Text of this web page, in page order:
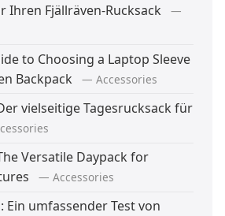
Ihren Fjällräven-Rucksack
—
to Choosing a Laptop Sleeve
Backpack
— Accessories
vielseitige Tagesrucksack für
Versatile Daypack for
— Accessories
Ein umfassender Test von